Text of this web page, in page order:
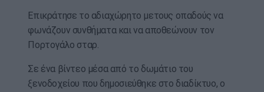
Επικράτησε το αδιαχώρητο μετους οπαδούς να
φωνάζουν συνθήματα και να αποθεώνουν τον
Πορτογάλο σταρ.
Σε ένα βίντεο μέσα από το δωμάτιο του
ξενοδοχείου που δημοσιεύθηκε στο διαδίκτυο, ο